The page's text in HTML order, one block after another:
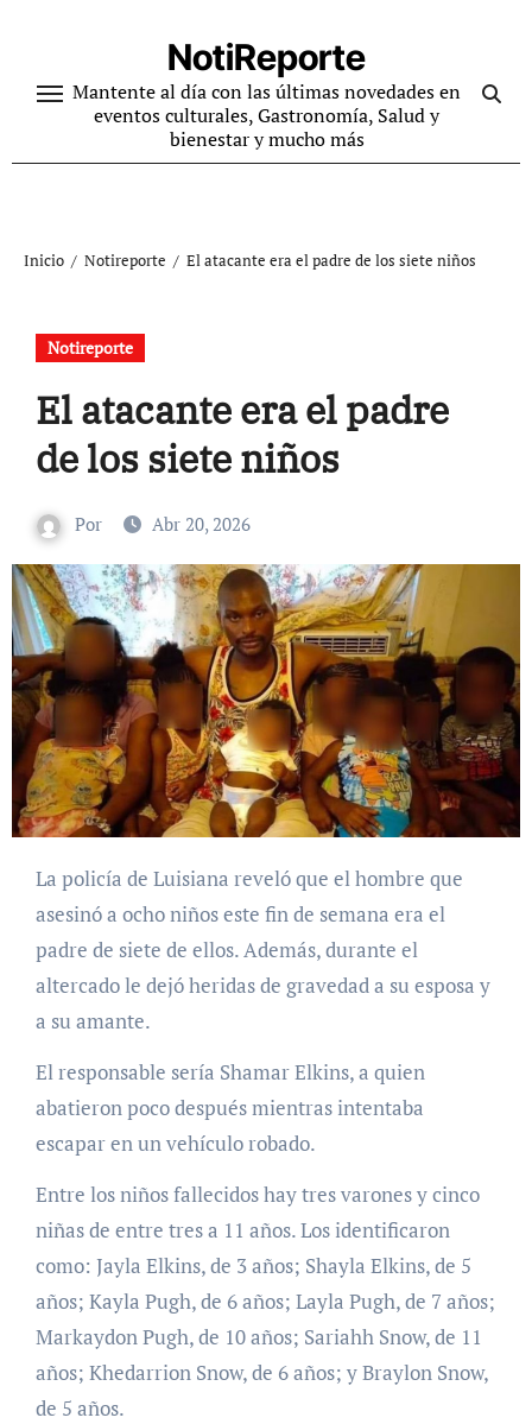
contenido
NotiReporte
Mantente al día con las últimas novedades en
eventos culturales, Gastronomía, Salud y
bienestar y mucho más
Inicio Notireporte El atacante era el padre de los siete niños
Notireporte
El atacante era el padre
de los siete niños
Por Abr 20, 2026
La policía de Luisiana reveló que el hombre que
asesinó a ocho niños este fin de semana era el
padre de siete de ellos. Además, durante el
altercado le dejó heridas de gravedad a su esposa y
a su amante.
El responsable sería Shamar Elkins, a quien
abatieron poco después mientras intentaba
escapar en un vehículo robado.
Entre los niños fallecidos hay tres varones y cinco
niñas de entre tres a 11 años. Los identificaron
como: Jayla Elkins, de 3 años; Shayla Elkins, de 5
años; Kayla Pugh, de 6 años; Layla Pugh, de 7 años;
Markaydon Pugh, de 10 años; Sariahh Snow, de 11
años; Khedarrion Snow, de 6 años; y Braylon Snow,
de 5 años.